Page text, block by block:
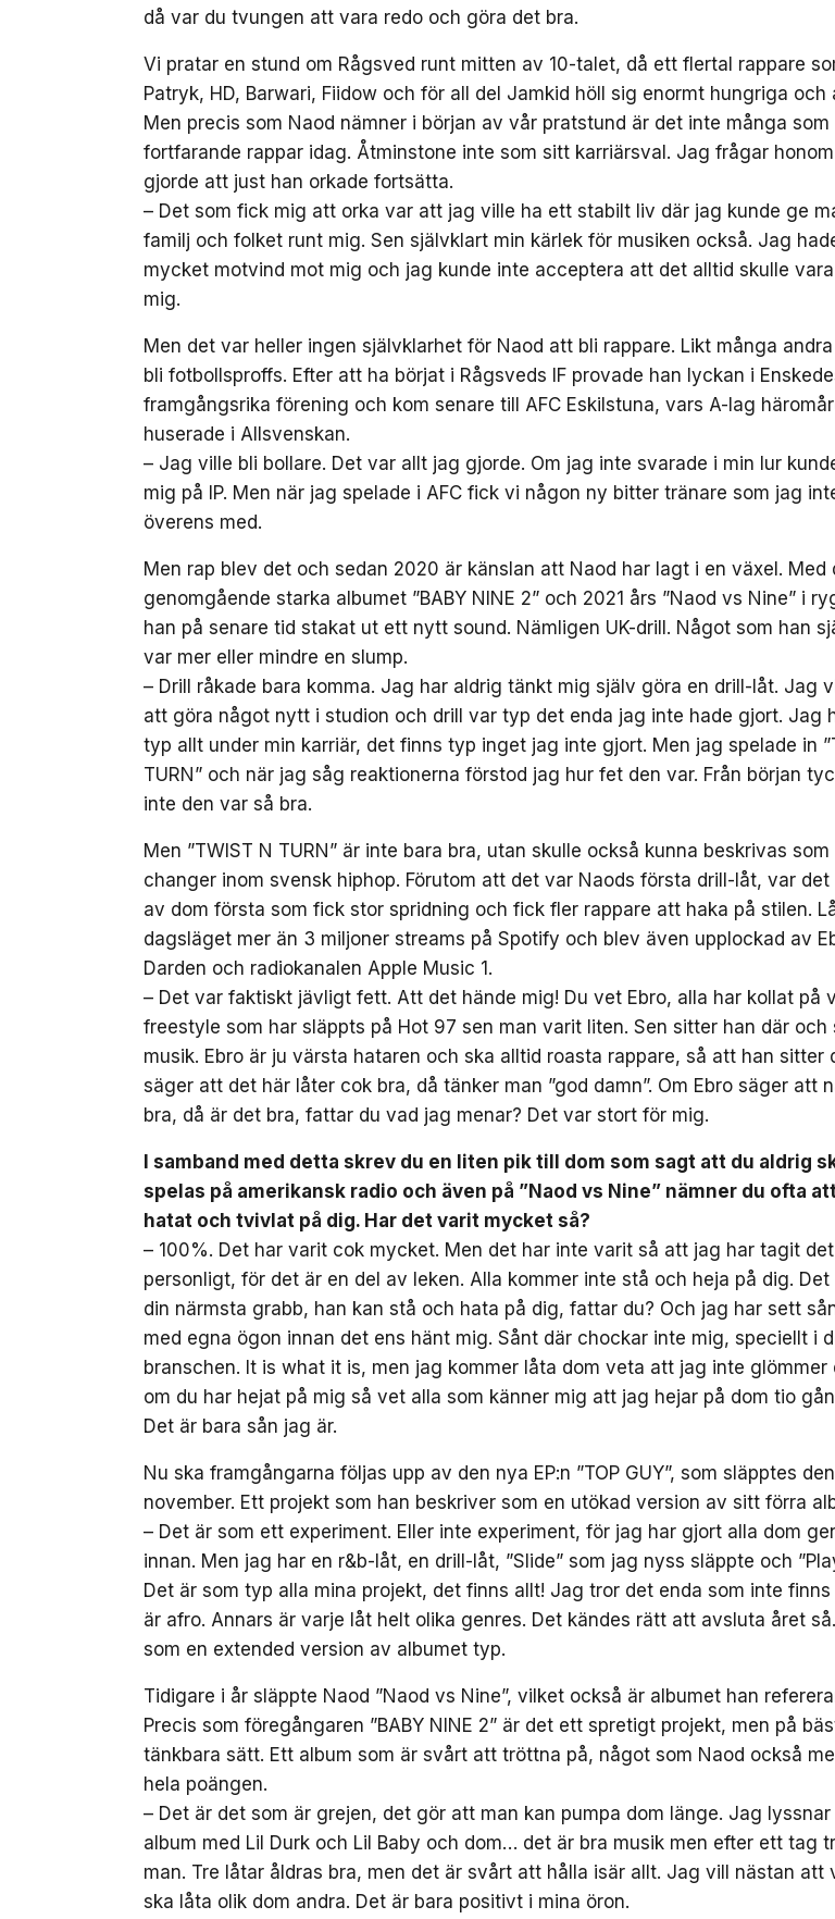
då var du tvungen att vara redo och göra det bra.
Vi pratar en stund om Rågsved runt mitten av 10-talet, då ett flertal rappare
Patryk, HD, Barwari, Fiidow och för all del Jamkid höll sig enormt hungriga och
Men precis som Naod nämner i början av vår pratstund är det inte många som
fortfarande rappar idag. Åtminstone inte som sitt karriärsval. Jag frågar
gjorde att just han orkade fortsätta.
– Det som fick mig att orka var att jag ville ha ett stabilt liv där jag kunde ge
familj och folket runt mig. Sen självklart min kärlek för musiken också. Jag
mycket motvind mot mig och jag kunde inte acceptera att det alltid skulle
mig.
Men det var heller ingen självklarhet för Naod att bli rappare. Likt många
bli fotbollsproffs. Efter att ha börjat i Rågsveds IF provade han lyckan i
framgångsrika förening och kom senare till AFC Eskilstuna, vars A-lag
huserade i Allsvenskan.
– Jag ville bli bollare. Det var allt jag gjorde. Om jag inte svarade i min lur
mig på IP. Men när jag spelade i AFC fick vi någon ny bitter tränare som jag
överens med.
Men rap blev det och sedan 2020 är känslan att Naod har lagt i en växel. Med
genomgående starka albumet ”BABY NINE 2” och 2021 års ”Naod vs Nine” i
han på senare tid stakat ut ett nytt sound. Nämligen UK-drill. Något som han
var mer eller mindre en slump.
– Drill råkade bara komma. Jag har aldrig tänkt mig själv göra en drill-låt. Jag
att göra något nytt i studion och drill var typ det enda jag inte hade gjort. Jag
typ allt under min karriär, det finns typ inget jag inte gjort. Men jag spelade in
TURN” och när jag såg reaktionerna förstod jag hur fet den var. Från början
inte den var så bra.
Men ”TWIST N TURN” är inte bara bra, utan skulle också kunna beskrivas
changer inom svensk hiphop. Förutom att det var Naods första drill-låt, var det
av dom första som fick stor spridning och fick fler rappare att haka på stilen.
dagsläget mer än 3 miljoner streams på Spotify och blev även upplockad av
Darden och radiokanalen Apple Music 1.
– Det var faktiskt jävligt fett. Att det hände mig! Du vet Ebro, alla har kollat på
freestyle som har släppts på Hot 97 sen man varit liten. Sen sitter han där och
musik. Ebro är ju värsta hataren och ska alltid roasta rappare, så att han sitter
säger att det här låter cok bra, då tänker man ”god damn”. Om Ebro säger att
bra, då är det bra, fattar du vad jag menar? Det var stort för mig.
I samband med detta skrev du en liten pik till dom som sagt att du aldrig
spelas på amerikansk radio och även på ”Naod vs Nine” nämner du ofta
hatat och tvivlat på dig. Har det varit mycket så?
– 100%. Det har varit cok mycket. Men det har inte varit så att jag har tagit det
personligt, för det är en del av leken. Alla kommer inte stå och heja på dig. Det
din närmsta grabb, han kan stå och hata på dig, fattar du? Och jag har sett
med egna ögon innan det ens hänt mig. Sånt där chockar inte mig, speciellt i
branschen. It is what it is, men jag kommer låta dom veta att jag inte glömmer
om du har hejat på mig så vet alla som känner mig att jag hejar på dom tio
Det är bara sån jag är.
Nu ska framgångarna följas upp av den nya EP:n ”TOP GUY”, som släpptes
november. Ett projekt som han beskriver som en utökad version av sitt förra
– Det är som ett experiment. Eller inte experiment, för jag har gjort alla dom
innan. Men jag har en r&b-låt, en drill-låt, ”Slide” som jag nyss släppte och
Det är som typ alla mina projekt, det finns allt! Jag tror det enda som inte finns
är afro. Annars är varje låt helt olika genres. Det kändes rätt att avsluta året
som en extended version av albumet typ.
Tidigare i år släppte Naod ”Naod vs Nine”, vilket också är albumet han
Precis som föregångaren ”BABY NINE 2” är det ett spretigt projekt, men på
tänkbara sätt. Ett album som är svårt att tröttna på, något som Naod också
hela poängen.
– Det är det som är grejen, det gör att man kan pumpa dom länge. Jag lyssnar
album med Lil Durk och Lil Baby och dom… det är bra musik men efter ett tag
man. Tre låtar åldras bra, men det är svårt att hålla isär allt. Jag vill nästan att
ska låta olik dom andra. Det är bara positivt i mina öron.